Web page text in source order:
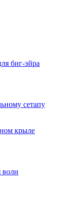
биг-эйра
сетапу
крыле
волн